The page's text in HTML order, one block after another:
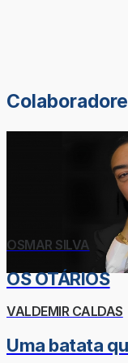
OSMAR SILVA
OS OTÁRIOS
VALDEMIR CALDAS
Uma batata